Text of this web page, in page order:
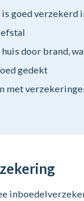
goed verzekerd
huis door brand,
gedekt
met